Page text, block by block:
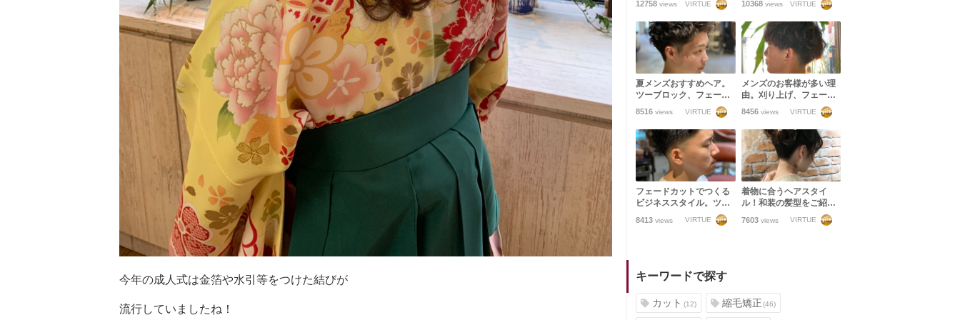
今年の成人式は金箔や水引等をつけた結びが
流行していましたね！
ない！フェードカットま
でできるスタイリストの
技術力！
12758 views VIRTUE
ラーを楽しみましょう！
10368views VIRTUE
夏メンズおすすめヘア。
ツーブロック、フェー
ド、いつものスタイルに
パーマを足してアップバ
ングいいと思う。
8516 views VIRTUE
メンズのお客様が多い理
由。刈り上げ、フェード
カット、ツーブロック、
マッシュetc幅広いメンズ
スタイルに対応します！
8456views VIRTUE
フェードカットでつくる
ビジネススタイル。ツー
ブロックに飽きた方おす
すめです
8413 views VIRTUE
着物に合うヘアスタイ
ル！和装の髪型をご紹介
します！【振袖・訪問
着・袴・浴衣】
7603views VIRTUE
キーワードで探す
カット(12) 縮毛矯正(46)